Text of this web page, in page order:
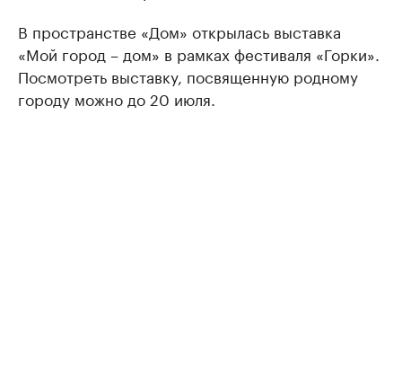
В пространстве «Дом» открылась выставка
«Мой город – дом» в рамках фестиваля «Горки».
Посмотреть выставку, посвященную родному
городу можно до 20 июля.